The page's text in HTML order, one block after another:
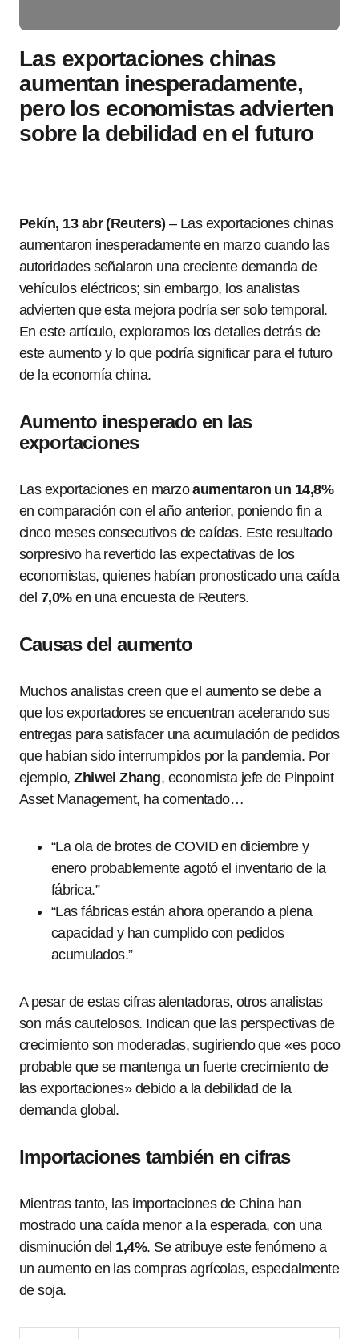
Las exportaciones chinas
aumentan inesperadamente,
pero los economistas advierten
sobre la debilidad en el futuro
Pekín, 13 abr (Reuters) – Las exportaciones chinas
aumentaron inesperadamente en marzo cuando las
autoridades señalaron una creciente demanda de
vehículos eléctricos; sin embargo, los analistas
advierten que esta mejora podría ser solo temporal.
En este artículo, exploramos los detalles detrás de
este aumento y lo que podría significar para el futuro
de la economía china.
Aumento inesperado en las
exportaciones
Las exportaciones en marzoaumentaron un 14,8%
en comparación con el año anterior, poniendo fin a
cinco meses consecutivos de caídas. Este resultado
sorpresivo ha revertido las expectativas de los
economistas, quienes habían pronosticado una caída
del 7,0%en una encuesta de Reuters.
Causas del aumento
Muchos analistas creen que el aumento se debe a
que los exportadores se encuentran acelerando sus
entregas para satisfacer una acumulación de pedidos
que habían sido interrumpidos por la pandemia. Por
ejemplo,Zhiwei Zhang, economista jefe de Pinpoint
Asset Management, ha comentado…
“La ola de brotes de COVID en diciembre y
enero probablemente agotó el inventario de la
fábrica.”
“Las fábricas están ahora operando a plena
capacidad y han cumplido con pedidos
acumulados.”
A pesar de estas cifras alentadoras, otros analistas
son más cautelosos. Indican que las perspectivas de
crecimiento son moderadas, sugiriendo que «es poco
probable que se mantenga un fuerte crecimiento de
las exportaciones» debido a la debilidad de la
demanda global.
Importaciones también en cifras
Mientras tanto, las importaciones de China han
mostrado una caída menor a la esperada, con una
disminución del 1,4%. Se atribuye este fenómeno a
un aumento en las compras agrícolas, especialmente
de soja.